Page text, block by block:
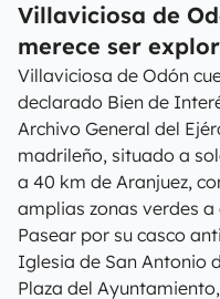
Villaviciosa de
merece ser
Villaviciosa de Odón
declarado Bien de
Archivo General del
madrileño, situado a
a 40 km de Aranjuez,
amplias zonas verdes
Pasear por su casco
Iglesia de San Antonio
Plaza del